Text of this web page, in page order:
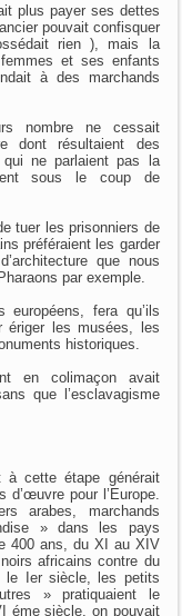
plus payer ses dettes
pouvait confisquer
rien ), mais la
et ses enfants
à des marchands
nombre ne cessait
dont résultaient des
ne parlaient pas la
sous le coup de
tuer les prisonniers de
préféraient les garder
que nous
par exemple.
fera qu’ils
les musées, les
historiques.
en colimaçon avait
que l’esclavagisme
à cette étape générait
pour l’Europe.
arabes, marchands
» dans les pays
400 ans, du XI au XIV
africains contre du
le Ier siècle, les petits
» pratiquaient le
éme siècle, on pouvait